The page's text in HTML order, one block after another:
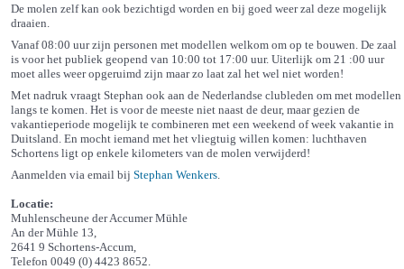
De molen zelf kan ook bezichtigd worden en bij goed weer zal deze mogelijk
draaien.
Vanaf 08:00 uur zijn personen met modellen welkom om op te bouwen. De zaal
is voor het publiek geopend van 10:00 tot 17:00 uur. Uiterlijk om 21 :00 uur
moet alles weer opgeruimd zijn maar zo laat zal het wel niet worden!
Met nadruk vraagt Stephan ook aan de Nederlandse clubleden om met modellen
langs te komen. Het is voor de meeste niet naast de deur, maar gezien de
vakantieperiode mogelijk te combineren met een weekend of week vakantie in
Duitsland. En mocht iemand met het vliegtuig willen komen: luchthaven
Schortens ligt op enkele kilometers van de molen verwijderd!
Aanmelden via email bij Stephan Wenkers
Locatie:
Muhlenscheune der Accumer Mühle
An der Mühle 13,
2641 9 Schortens-Accum,
Telefon 0049 (0) 4423 8652.